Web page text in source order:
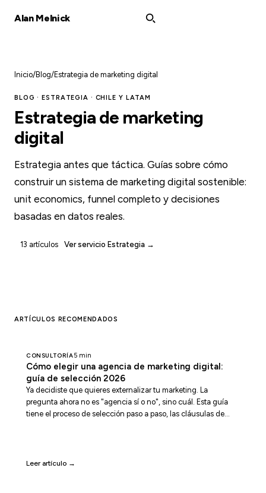
Alan Melnick
Inicio/Blog/Estrategia de marketing digital
BLOG · ESTRATEGIA · CHILE Y LATAM
Estrategia de marketing
digital
Estrategia antes que táctica. Guías sobre cómo
construir un sistema de marketing digital sostenible:
unit economics, funnel completo y decisiones
basadas en datos reales.
13 artículos Ver servicio Estrategia →
ARTÍCULOS RECOMENDADOS
CONSULTORÍA5 min
Cómo elegir una agencia de marketing digital:
guía de selección 2026
Ya decidiste que quieres externalizar tu marketing. La
pregunta ahora no es "agencia sí o no", sino cuál. Esta guía
tiene el proceso de selección paso a paso, las cláusulas de
contratar.
Leer artículo →